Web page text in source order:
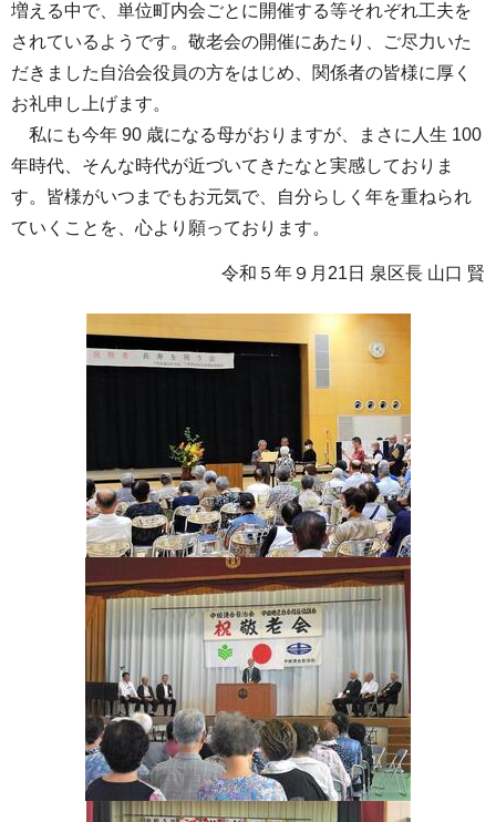
増える中で、単位町内会ごとに開催する等それぞれ工夫を
されているようです。敬老会の開催にあたり、ご尽力いた
だきました自治会役員の方をはじめ、関係者の皆様に厚く
お礼申し上げます。
私にも今年 90 歳になる母がおりますが、まさに人生 100
年時代、そんな時代が近づいてきたなと実感しておりま
す。皆様がいつまでもお元気で、自分らしく年を重ねられ
ていくことを、心より願っております。
令和５年９月21日 泉区長 山口 賢